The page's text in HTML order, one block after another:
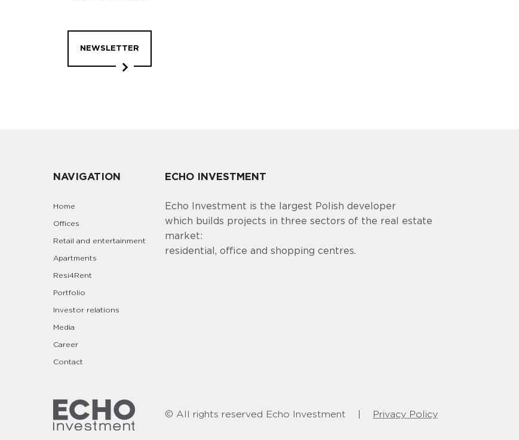
NEWSLETTER
NAVIGATION
Home
Offices
Retail and entertainment
Apartments
Resi4Rent
Portfolio
Investor relations
Media
Career
Contact
ECHO INVESTMENT
Echo Investment is the largest Polish developer
which builds projects in three sectors of the real estate
market:
residential, office and shopping centres.
© All rights reserved Echo Investment Privacy Policy